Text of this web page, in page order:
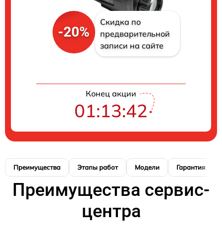
-20%
Скидка по
предварительной
записи на сайте
Конец акции
01:13:41
Преимущества Этапы работ Модели Гарантия
Преимущества сервис-
центра